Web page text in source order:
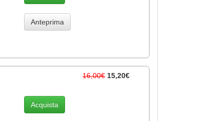
Anteprima
16,00€ 15,20€
Acquista